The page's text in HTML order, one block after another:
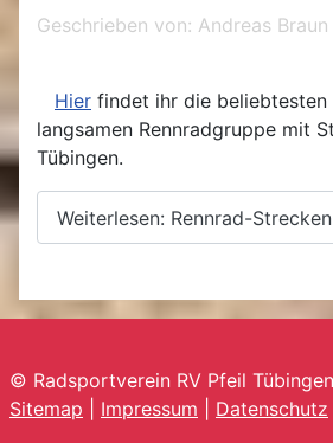
Geschrieben von: Andreas Braun
Hier findet ihr die beliebtesten
langsamen Rennradgruppe mit
Tübingen.
Weiterlesen: Rennrad-
© Radsportverein RV Pfeil Tübingen
Sitemap
Impressum Datenschutz